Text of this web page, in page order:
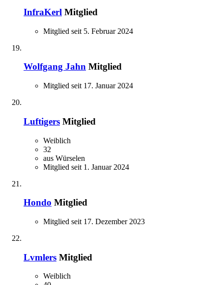
InfraKerl Mitglied
Mitglied seit 5. Februar 2024
Wolfgang Jahn Mitglied
Mitglied seit 17. Januar 2024
Luftigers Mitglied
Weiblich
32
aus Würselen
Mitglied seit 1. Januar 2024
Hondo Mitglied
Mitglied seit 17. Dezember 2023
Lvmlers Mitglied
Weiblich